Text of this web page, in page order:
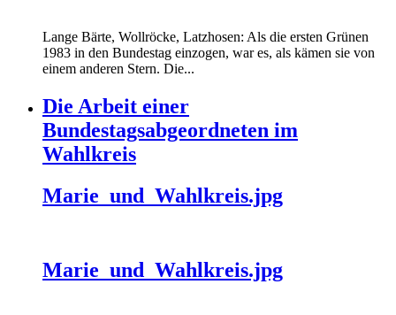
Lange Bärte, Wollröcke, Latzhosen: Als die ersten Grünen
1983 in den Bundestag einzogen, war es, als kämen sie von
einem anderen Stern. Die...
Die Arbeit einer
Bundestagsabgeordneten im
Wahlkreis
Marie_und_Wahlkreis.jpg
Marie_und_Wahlkreis.jpg